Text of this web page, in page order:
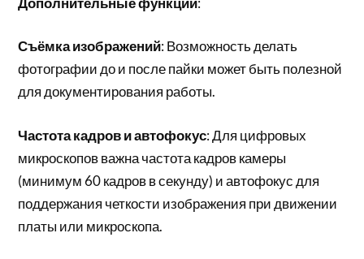
Съёмка изображений: Возможность делать
фотографии до и после пайки может быть полезной
для документирования работы.
Частота кадров и автофокус: Для цифровых
микроскопов важна частота кадров камеры
(минимум 60 кадров в секунду) и автофокус для
поддержания четкости изображения при движении
платы или микроскопа.